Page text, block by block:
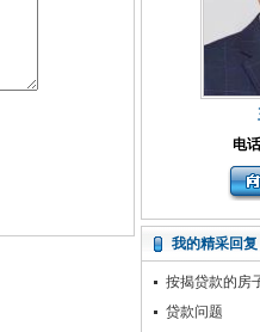
电
我的精采回复
按揭贷款的房
贷款问题